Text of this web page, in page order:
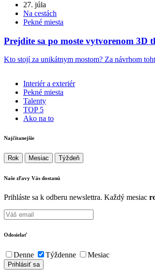
27. júla
Na cestách
Pekné miesta
Prejdite sa po moste vytvorenom 3D
Kto stojí za unikátnym mostom? Za návrhom
Interiér a exteriér
Pekné miesta
Talenty
TOP 5
Ako na to
Najčítanejšie
Rok Mesiac Týždeň
Naše zľavy Vás dostanú
Prihláste sa k odberu newslettra. Každý mesiac
Odosielať
Denne Týždenne Mesiac